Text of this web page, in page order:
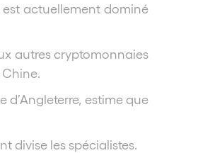
actuellement dominé
autres cryptomonnaies
estime que
divise les spécialistes.